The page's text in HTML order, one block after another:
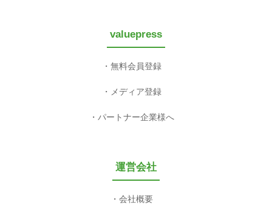
valuepress
無料会員登録
メディア登録
パートナー企業様へ
運営会社
会社概要